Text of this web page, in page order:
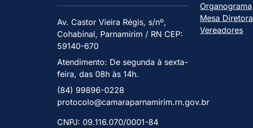
Av. Castor Vieira Régis, s/nº,
Cohabinal, Parnamirim / RN CEP:
59140-670
Atendimento: De segunda à sexta-
feira, das 08h às 14h.
(84) 99896-0228
protocolo@camaraparnamirim.rn.gov.br
CNPJ: 09.116.070/0001-84
Organograma
Mesa Diretora
Vereadores